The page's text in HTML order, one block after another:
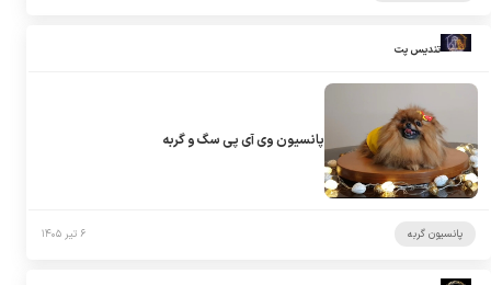
تندیس پت
پانسیون وی آی پی سگ و گربه
پانسیون گربه ۶ تیر ۱۴۰۵